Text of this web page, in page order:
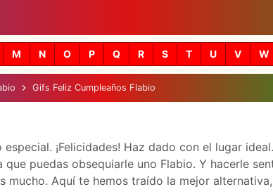
to main content
M N O P Q R S T U V W
Gifs Feliz Cumpleaños Flabio
¡Felicidades! Haz dado con el lugar
que puedas obsequiarle uno Flabio. Y hacerle
mucho. Aquí te hemos traído la mejor